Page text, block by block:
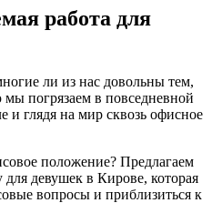
работа для
ли из нас довольны тем,
погрязаем в повседневной
и глядя на мир сквозь офисное
положение? Предлагаем
девушек в Кирове, которая
вопросы и приблизиться к